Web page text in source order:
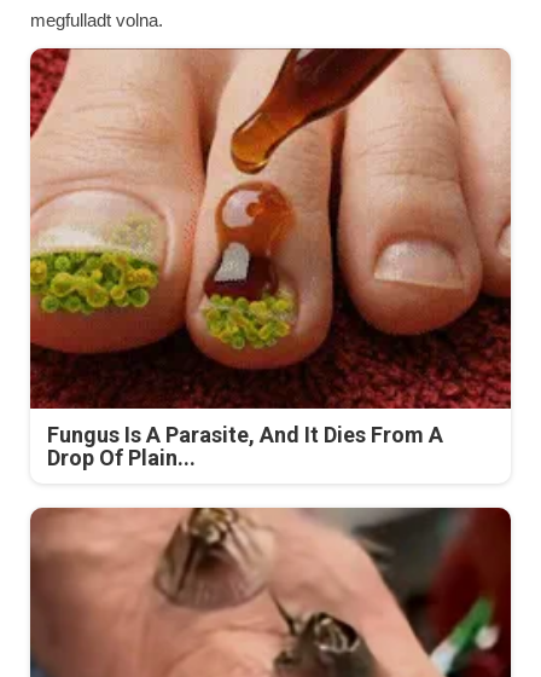
megfulladt volna.
Fungus Is A Parasite, And It Dies From A
Drop Of Plain...